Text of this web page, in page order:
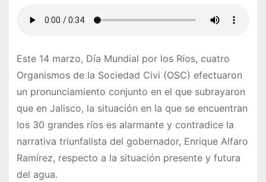
Este 14 marzo, Día Mundial por los Ríos, cuatro
Organismos de la Sociedad Civi (OSC) efectuaron
un pronunciamiento conjunto en el que subrayaron
que en Jalisco, la situación en la que se encuentran
los 30 grandes ríos es alarmante y contradice la
narrativa triunfalista del gobernador, Enrique Alfaro
Ramírez, respecto a la situación presente y futura
del agua.